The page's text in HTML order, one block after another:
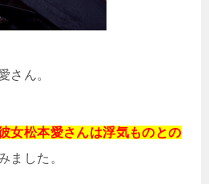
さん。
女松本愛さんは浮気ものとの
ました。